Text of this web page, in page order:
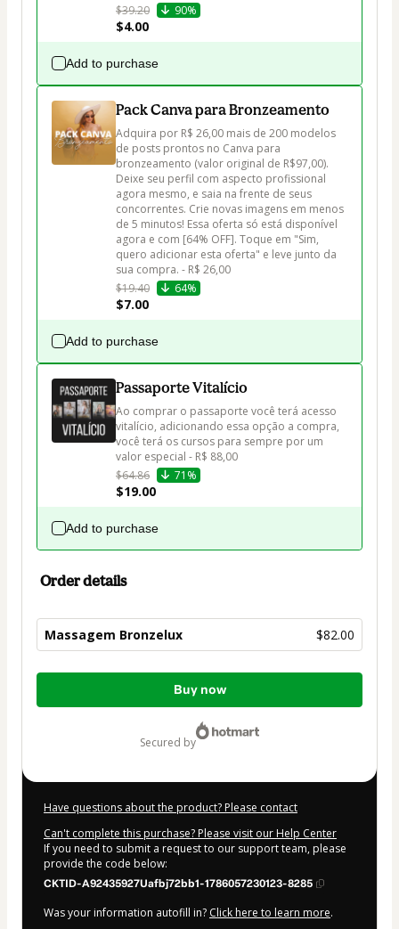
$39.20
90%
$4.00
Add to purchase
Pack Canva para Bronzeamento
Adquira por R$ 26,00 mais de 200 modelos
de posts prontos no Canva para
bronzeamento (valor original de R$97,00).
Deixe seu perfil com aspecto profissional
agora mesmo, e saia na frente de seus
concorrentes. Crie novas imagens em menos
de 5 minutos! Essa oferta só está disponível
agora e com [64% OFF]. Toque em "Sim,
quero adicionar esta oferta" e leve junto da
sua compra. - R$ 26,00
$19.40
64%
$7.00
Add to purchase
Passaporte Vitalício
Ao comprar o passaporte você terá acesso
vitalício, adicionando essa opção a compra,
você terá os cursos para sempre por um
valor especial - R$ 88,00
$64.86
71%
$19.00
Add to purchase
Order details
Massagem Bronzelux $82.00
Total
Buy now
secured by
Have questions about the product? Please contact
Can't complete this purchase? Please visit our Help Center
If you need to submit a request to our support team, please
provide the code below:
CKTID-A92435927Uafbj72bb1-1786057230123-8285
Was your information autofill in? Click here to learn more.